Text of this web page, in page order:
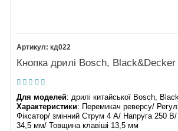
кд022
Кнопка дрилі Bosch, Black&Decker
Для моделей: дрилі китайської Bosch,
Характеристики: Перемикач реверсу/
Фіксатор/ змінний Струм 4 А/ Напруга 250 В/
34,5 мм/ Товщина клавіші 13,5 мм